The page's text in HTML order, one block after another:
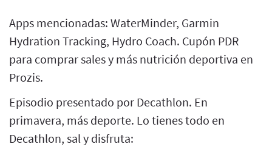
Apps mencionadas: WaterMinder, Garmin
Hydration Tracking, Hydro Coach. Cupón PDR
para comprar sales y más nutrición deportiva en
Prozis.
Episodio presentado por Decathlon. En
primavera, más deporte. Lo tienes todo en
Decathlon, sal y disfruta: